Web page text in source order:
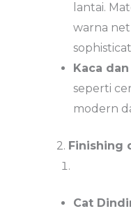
lantai.
warna
Kaca
seperti
modern
2. Finishing
Cat